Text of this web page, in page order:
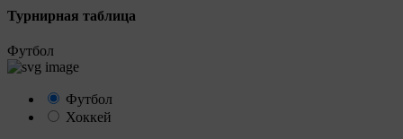
Турнирная таблица
Футбол
Футбол
Хоккей